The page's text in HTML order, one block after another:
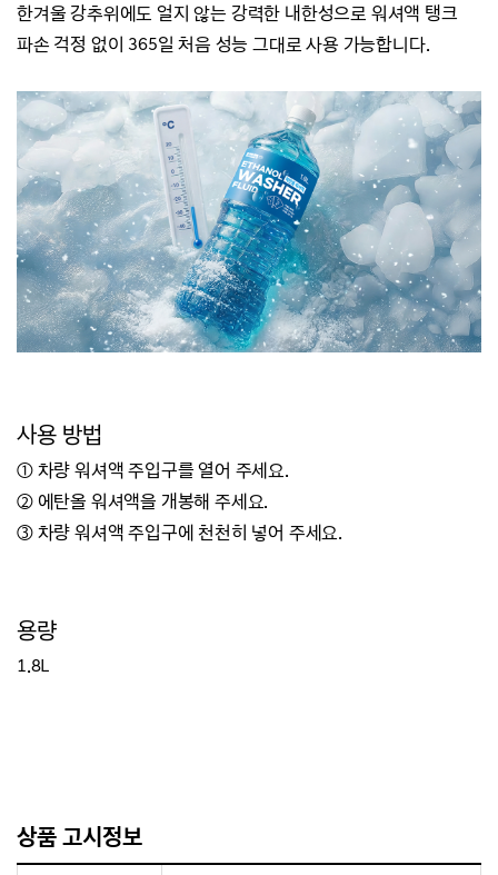
한겨울 강추위에도 얼지 않는 강력한 내한성으로 워셔액 탱크
파손 걱정 없이 365일 처음 성능 그대로 사용 가능합니다.
사용 방법
① 차량 워셔액 주입구를 열어 주세요.
② 에탄올 워셔액을 개봉해 주세요.
③ 차량 워셔액 주입구에 천천히 넣어 주세요.
용량
1.8L
상품 고시정보